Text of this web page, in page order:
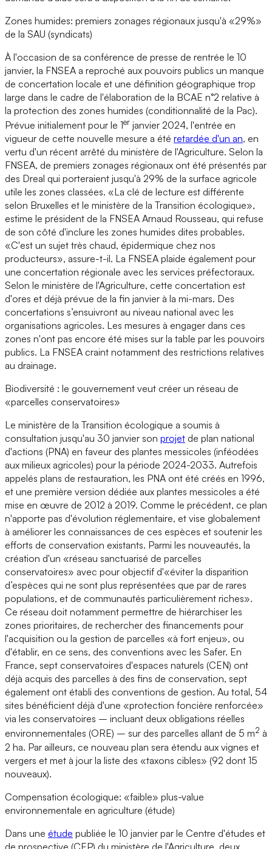
Zones humides: premiers zonages régionaux jusqu'à «29%»
de la SAU (syndicats)
À l'occasion de sa conférence de presse de rentrée le 10
janvier, la FNSEA a reproché aux pouvoirs publics un manque
de concertation locale et une définition géographique trop
large dans le cadre de l'élaboration de la BCAE n°2 relative à
la protection des zones humides (conditionnalité de la Pac).
Prévue initialement pour le 1er janvier 2024, l'entrée en
vigueur de cette nouvelle mesure a été retardée d'un an, en
vertu d'un récent arrêté du ministère de l'Agriculture. Selon la
FNSEA, de premiers zonages régionaux ont été présentés par
des Dreal qui porteraient jusqu'à 29% de la surface agricole
utile les zones classées. «La clé de lecture est différente
selon Bruxelles et le ministère de la Transition écologique»,
estime le président de la FNSEA Arnaud Rousseau, qui refuse
de son côté d'inclure les zones humides dites probables.
«C'est un sujet très chaud, épidermique chez nos
producteurs», assure-t-il. La FNSEA plaide également pour
une concertation régionale avec les services préfectoraux.
Selon le ministère de l'Agriculture, cette concertation est
d'ores et déjà prévue de la fin janvier à la mi-mars. Des
concertations s’ensuivront au niveau national avec les
organisations agricoles. Les mesures à engager dans ces
zones n'ont pas encore été mises sur la table par les pouvoirs
publics. La FNSEA craint notamment des restrictions relatives
au drainage.
Biodiversité : le gouvernement veut créer un réseau de
«parcelles conservatoires»
Le ministère de la Transition écologique a soumis à
consultation jusqu'au 30 janvier son projet de plan national
d'actions (PNA) en faveur des plantes messicoles (inféodées
aux milieux agricoles) pour la période 2024-2033. Autrefois
appelés plans de restauration, les PNA ont été créés en 1996,
et une première version dédiée aux plantes messicoles a été
mise en œuvre de 2012 à 2019. Comme le précédent, ce plan
n'apporte pas d'évolution réglementaire, et vise globalement
à améliorer les connaissances de ces espèces et soutenir les
efforts de conservation existants. Parmi les nouveautés, la
création d'un «réseau sanctuarisé de parcelles
conservatoires» avec pour objectif d'«éviter la disparition
d’espèces qui ne sont plus représentées que par de rares
populations, et de communautés particulièrement riches».
Ce réseau doit notamment permettre de hiérarchiser les
zones prioritaires, de rechercher des financements pour
l'acquisition ou la gestion de parcelles «à fort enjeu», ou
d'établir, en ce sens, des conventions avec les Safer. En
France, sept conservatoires d'espaces naturels (CEN) ont
déjà acquis des parcelles à des fins de conservation, sept
également ont établi des conventions de gestion. Au total, 54
sites bénéficient déjà d'une «protection foncière renforcée»
via les conservatoires – incluant deux obligations réelles
environnementales (ORE) – sur des parcelles allant de 5 m2 à
2 ha. Par ailleurs, ce nouveau plan sera étendu aux vignes et
vergers et met à jour la liste des «taxons cibles» (92 dont 15
nouveaux).
Compensation écologique: «faible» plus-value
environnementale en agriculture (étude)
Dans une étude publiée le 10 janvier par le Centre d'études et
de prospective (CEP) du ministère de l'Agriculture, deux